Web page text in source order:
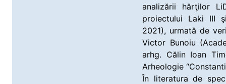
analizării hărţilor
proiectului Laki III
2021), urmată de
Victor Bunoiu
arhg. Călin Ioan
Arheologie
În literatura de